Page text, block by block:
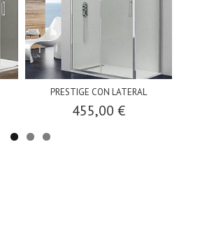
PRESTIGE CON LATERAL
455,00 €